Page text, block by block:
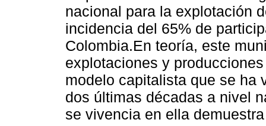
nacional para la explotación
incidencia del 65% de
Colombia.En teoría, este
explotaciones y
modelo capitalista que se ha
dos últimas décadas a nivel
se vivencia en ella